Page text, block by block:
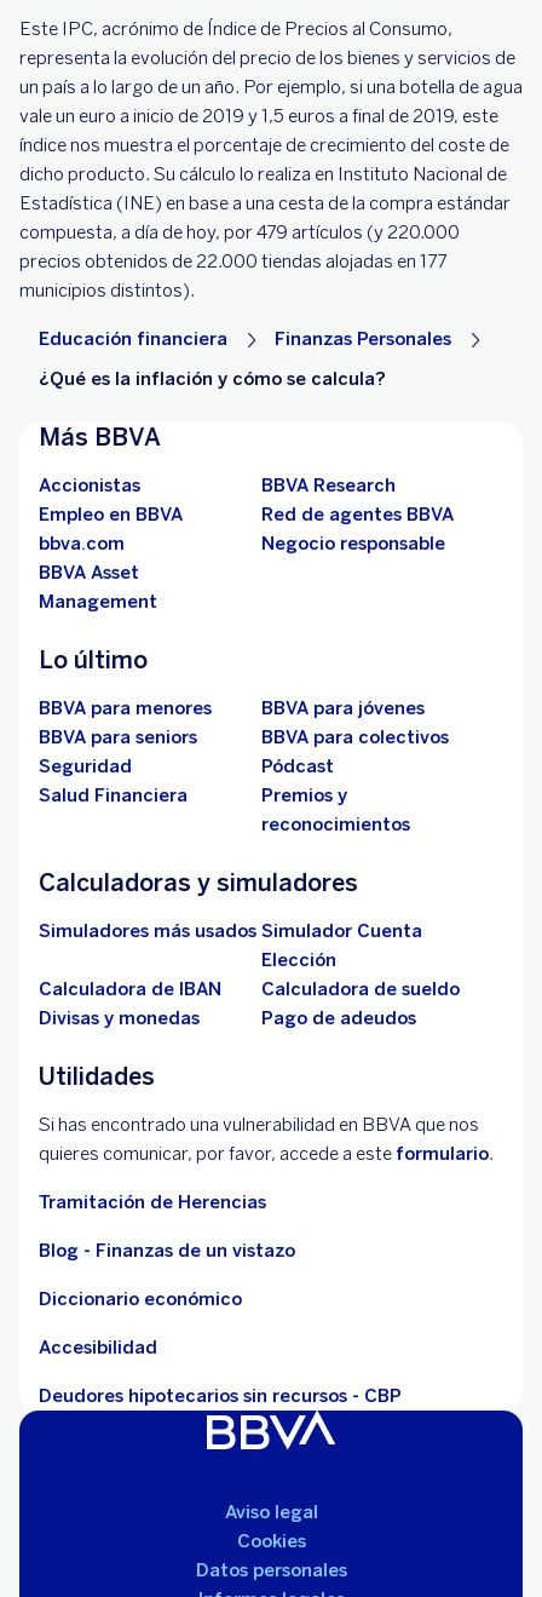
Este IPC, acrónimo de Índice de Precios al Consumo,
representa la evolución del precio de los bienes y servicios de
un país a lo largo de un año. Por ejemplo, si una botella de agua
vale un euro a inicio de 2019 y 1,5 euros a final de 2019, este
índice nos muestra el porcentaje de crecimiento del coste de
dicho producto. Su cálculo lo realiza en Instituto Nacional de
Estadística (INE) en base a una cesta de la compra estándar
compuesta, a día de hoy, por 479 artículos (y 220.000
precios obtenidos de 22.000 tiendas alojadas en 177
municipios distintos).
Educación financiera
Finanzas Personales
¿Qué es la inflación y cómo se calcula?
Más BBVA
Accionistas
BBVA Research
Empleo en BBVA
Red de agentes BBVA
bbva.com
Negocio responsable
BBVA Asset
Management
Lo último
BBVA para menores
BBVA para jóvenes
BBVA para seniors
BBVA para colectivos
Seguridad
Pódcast
Salud Financiera
Premios y
reconocimientos
Calculadoras y simuladores
Simuladores más usados Simulador Cuenta
Elección
Calculadora de IBAN
Calculadora de sueldo
Divisas y monedas
Pago de adeudos
Utilidades
Si has encontrado una vulnerabilidad en BBVA que nos
quieres comunicar, por favor, accede a este formulario.
Tramitación de Herencias
Blog - Finanzas de un vistazo
Diccionario económico
Accesibilidad
Deudores hipotecarios sin recursos - CBP
Aviso legal
Cookies
Datos personales